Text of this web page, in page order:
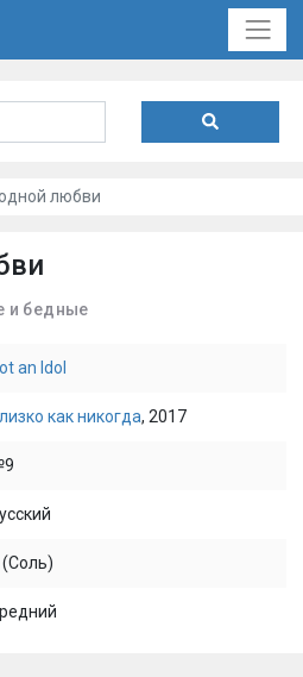
любви
и бедные
an Idol
как никогда, 2017
(Соль)